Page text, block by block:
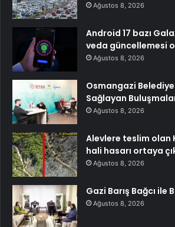
Ağustos 8, 2026
Android 17 bazı
veda güncellemesi
Ağustos 8, 2026
Osmangazi
Sağlayan
Ağustos 8, 2026
Alevlere teslim olan
hali hasarı ortaya
Ağustos 8, 2026
Gazi Barış Bağcı ile
Ağustos 8, 2026